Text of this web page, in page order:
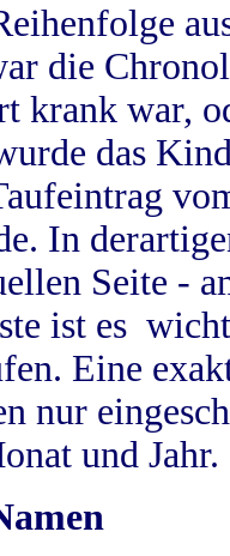
die
krank war,
das
In
Seite -
ist es
Eine
nur
und Jahr.